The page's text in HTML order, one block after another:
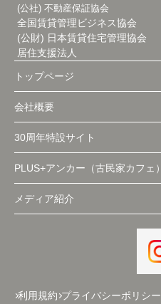
(公社) 不動産保証協会
全国賃貸管理ビジネス協会
(公財) 日本賃貸住宅管理協会
居住支援法人
トップページ
会社概要
30周年特設サイト
PLUS+アンカー（古民家カフェ）
メディア紹介
利用規約 プライバシーポリシー